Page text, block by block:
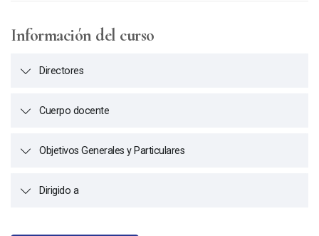
Información del curso
Directores
Cuerpo docente
Objetivos Generales y Particulares
Dirigido a